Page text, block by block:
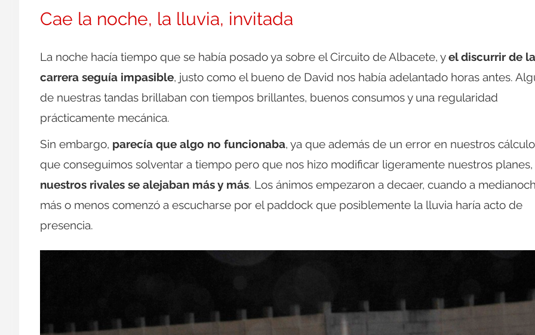
Cae la noche, la lluvia, invitada
La noche hacía tiempo que se había posado ya sobre el Circuito de Albacete, yel discurrir de la
carrera seguía impasible, justo como el bueno de David nos había adelantado horas antes.
de nuestras tandas brillaban con tiempos brillantes, buenos consumos y una regularidad
prácticamente mecánica.
Sin embargo, parecía que algo no funcionaba, ya que además de un error en nuestros
que conseguimos solventar a tiempo pero que nos hizo modificar ligeramente nuestros planes,
nuestros rivales se alejaban más y más. Los ánimos empezaron a decaer, cuando a
más o menos comenzó a escucharse por el paddock que posiblemente la lluvia haría acto de
presencia.